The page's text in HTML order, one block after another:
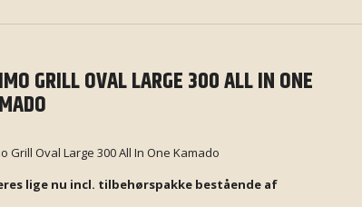
GRILL OVAL LARGE 300 ALL IN ONE
Grill Oval Large 300 All In One Kamado
lige nu incl. tilbehørspakke bestående af